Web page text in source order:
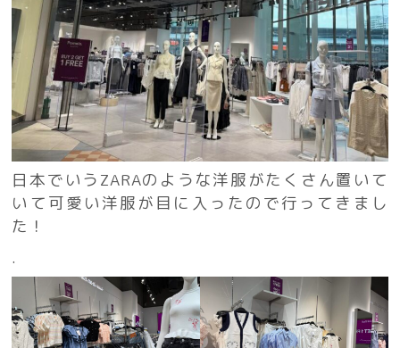
日本でいうZARAのような洋服がたくさん置いて
いて可愛い洋服が目に入ったので行ってきまし
た！
.